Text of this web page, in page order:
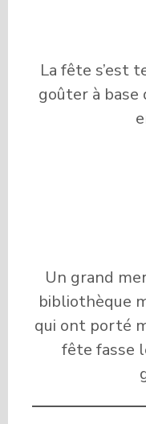
La fête s’est
goûter à base
Un grand
bibliothèque
qui ont porté
fête fasse